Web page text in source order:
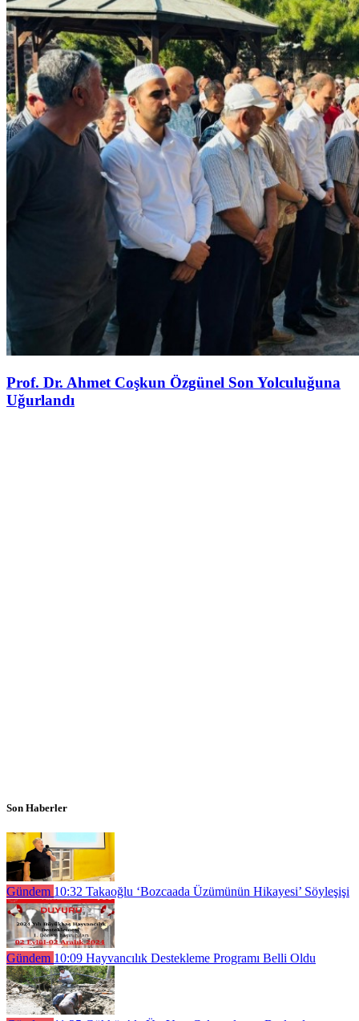
Prof. Dr. Ahmet Coşkun Özgünel Son Yolculuğuna
Uğurlandı
Son Haberler
Gündem 10:32 Takaoğlu ‘Bozcaada Üzümünün Hikayesi’ Söyleşişi
Gündem 10:09 Hayvancılık Destekleme Programı Belli Oldu